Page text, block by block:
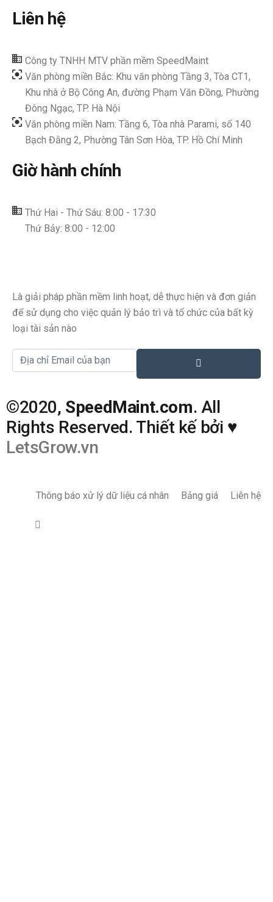
Liên hệ
Công ty TNHH MTV phần mềm SpeedMaint
Văn phòng miền Bắc: Khu văn phòng Tầng 3, Tòa CT1,
Khu nhà ở Bộ Công An, đường Phạm Văn Đồng, Phường
Đông Ngạc, TP. Hà Nội
Văn phòng miền Nam: Tầng 6, Tòa nhà Parami, số 140
Bạch Đằng 2, Phường Tân Sơn Hòa, TP. Hồ Chí Minh
Giờ hành chính
Thứ Hai - Thứ Sáu: 8:00 - 17:30
Thứ Bảy: 8:00 - 12:00
Là giải pháp phần mềm linh hoạt, dễ thực hiện và đơn giản
để sử dụng cho việc quản lý bảo trì và tổ chức của bất kỳ
loại tài sản nào
©2020, SpeedMaint.com. All
Rights Reserved. Thiết kế bởi ♥
LetsGrow.vn
Thông báo xử lý dữ liệu cá nhân Bảng giá Liên hệ